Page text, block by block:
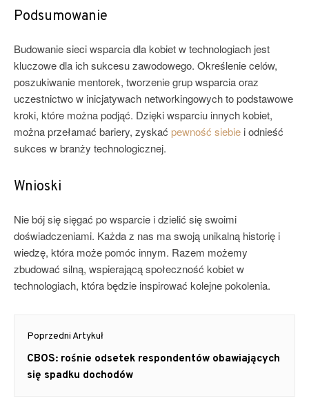
Podsumowanie
Budowanie sieci wsparcia dla kobiet w technologiach jest
kluczowe dla ich sukcesu zawodowego. Określenie celów,
poszukiwanie mentorek, tworzenie grup wsparcia oraz
uczestnictwo w inicjatywach networkingowych to podstawowe
kroki, które można podjąć. Dzięki wsparciu innych kobiet,
można przełamać bariery, zyskać pewność siebie i odnieść
sukces w branży technologicznej.
Wnioski
Nie bój się sięgać po wsparcie i dzielić się swoimi
doświadczeniami. Każda z nas ma swoją unikalną historię i
wiedzę, która może pomóc innym. Razem możemy
zbudować silną, wspierającą społeczność kobiet w
technologiach, która będzie inspirować kolejne pokolenia.
wpisu
Poprzedni Artykuł
Poprzedni
Artykuł:
CBOS: rośnie odsetek respondentów obawiających
się spadku dochodów